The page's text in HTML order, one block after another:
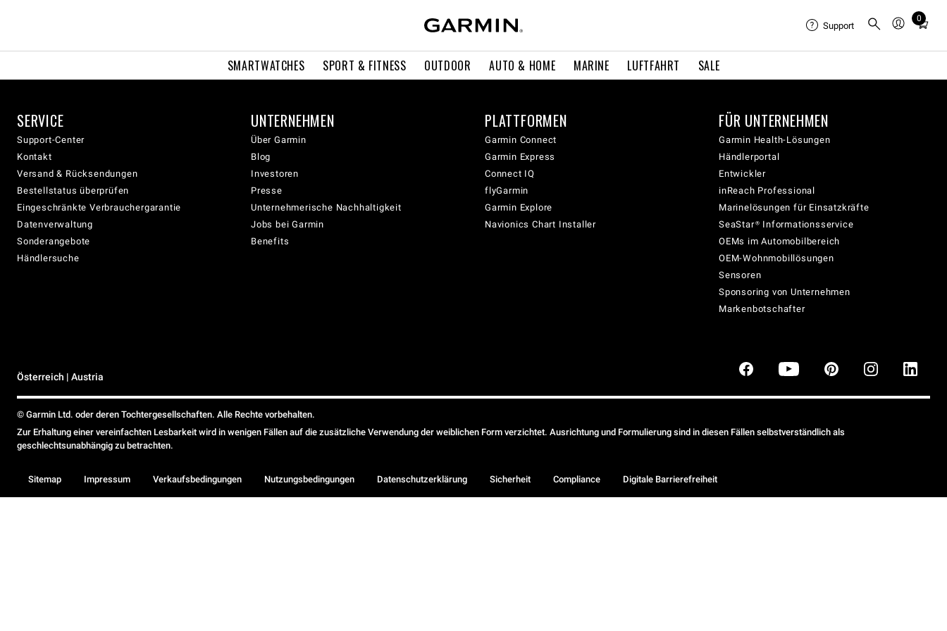
SMARTWATCHES SPORT & FITNESS OUTDOOR AUTO & HOME MARINE LUFTFAHRT SALE
Support
0
Total
cart:
SERVICE
Support-Center
Kontakt
Versand & Rücksendungen
Bestellstatus überprüfen
Eingeschränkte Verbrauchergarantie
Datenverwaltung
Sonderangebote
Händlersuche
UNTERNEHMEN
Über Garmin
Blog
Investoren
Presse
Unternehmerische Nachhaltigkeit
Jobs bei Garmin
Benefits
PLATTFORMEN
Garmin Connect
Garmin Express
Connect IQ
flyGarmin
Garmin Explore
Navionics Chart Installer
FÜR UNTERNEHMEN
Garmin Health-Lösungen
Händlerportal
Entwickler
inReach Professional
Marinelösungen für Einsatzkräfte
SeaStar® Informationsservice
OEMs im Automobilbereich
OEM-Wohnmobillösungen
Sensoren
Sponsoring von Unternehmen
Markenbotschafter
Österreich | Austria
© Garmin Ltd. oder deren Tochtergesellschaften. Alle Rechte vorbehalten.
Zur Erhaltung einer vereinfachten Lesbarkeit wird in wenigen Fällen auf die zusätzliche Verwendung der weiblichen Form verzichtet. Ausrichtung und Formulierung sind in diesen Fällen selbstverständlich als
geschlechtsunabhängig zu betrachten.
Sitemap Impressum Verkaufsbedingungen Nutzungsbedingungen Datenschutzerklärung Sicherheit Compliance Digitale Barrierefreiheit